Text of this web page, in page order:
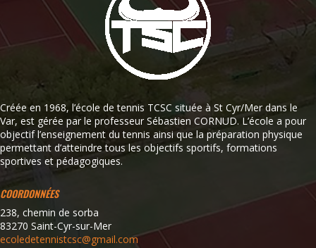
Créée en 1968, l’école de tennis TCSC située à St Cyr/Mer dans le
Var, est gérée par le professeur Sébastien CORNUD. L’école a pour
objectif l’enseignement du tennis ainsi que la préparation physique
permettant d’atteindre tous les objectifs sportifs, formations
sportives et pédagogiques.
COORDONNÉES
238, chemin de sorba
83270 Saint-Cyr-sur-Mer
ecoledetennistcsc@gmail.com